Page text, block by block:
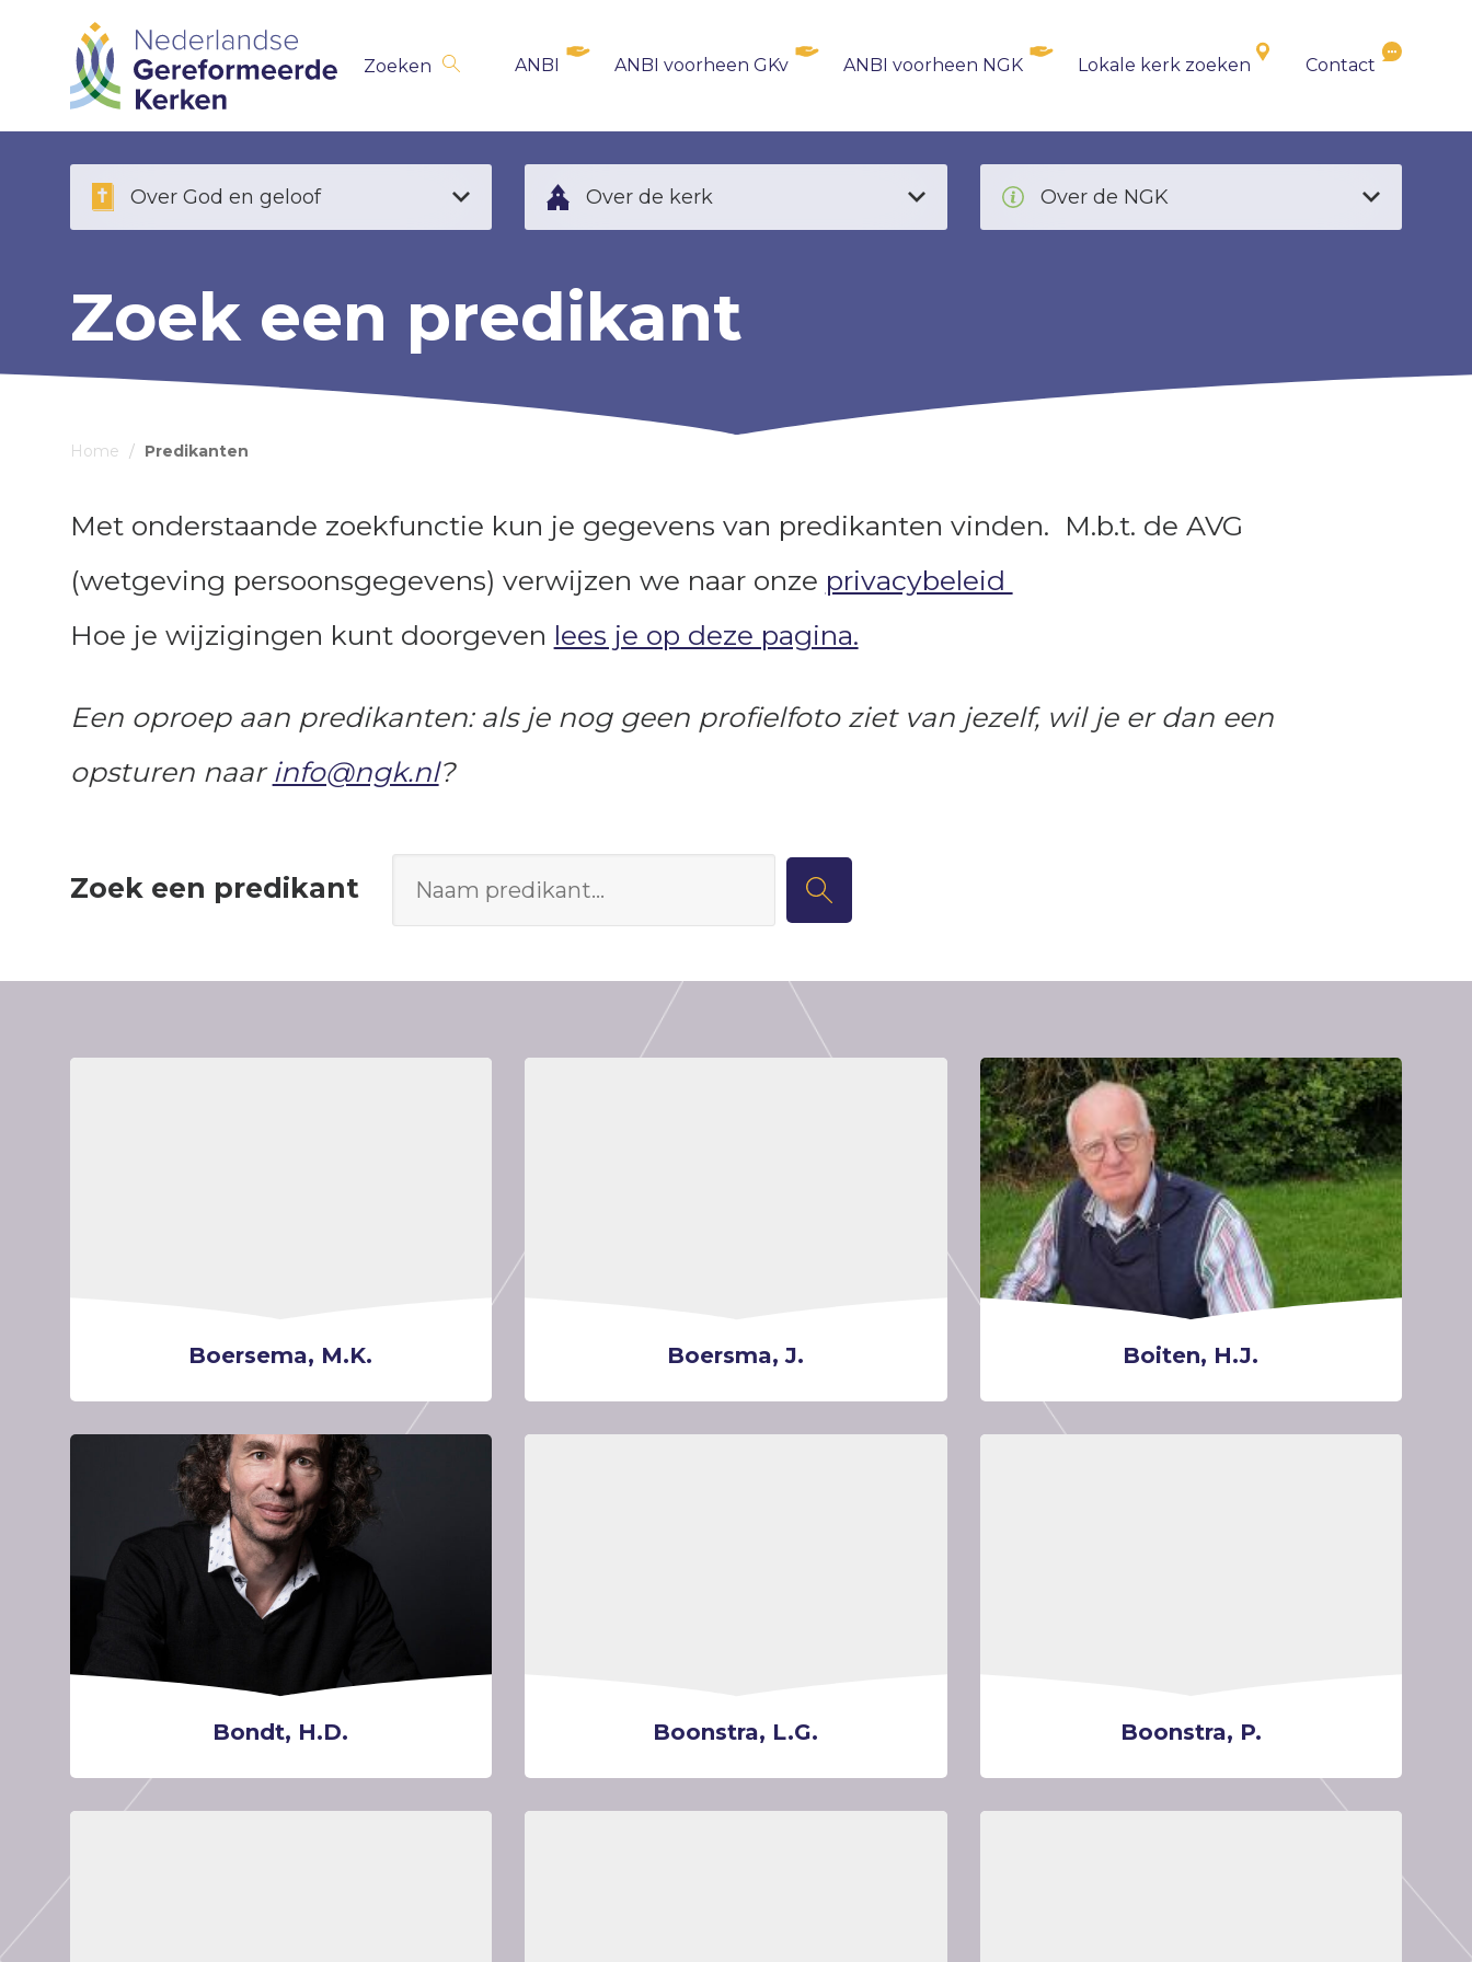
Skip
navigation
Over God en geloof Over de kerk Over de NGK
Zoeken ANBI ANBI voorheen GKv ANBI voorheen NGK Lokale kerk zoeken Contact
Zoek een predikant
Home / Predikanten
Met onderstaande zoekfunctie kun je gegevens van predikanten vinden. M.b.t. de AVG
(wetgeving persoonsgegevens) verwijzen we naar onze privacybeleid
Hoe je wijzigingen kunt doorgeven lees je op deze pagina.
Een oproep aan predikanten: als je nog geen profielfoto ziet van jezelf, wil je er dan een
opsturen naar info@ngk.nl?
Zoek een predikant
Boersema, M.K. Boersma, J. Boiten, H.J.
Bondt, H.D. Boonstra, L.G. Boonstra, P.